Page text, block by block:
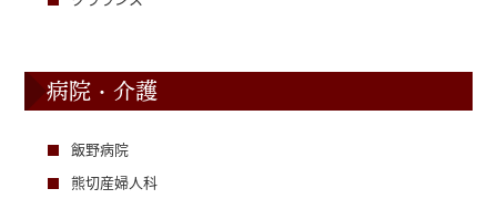
病院・介護
飯野病院
熊切産婦人科